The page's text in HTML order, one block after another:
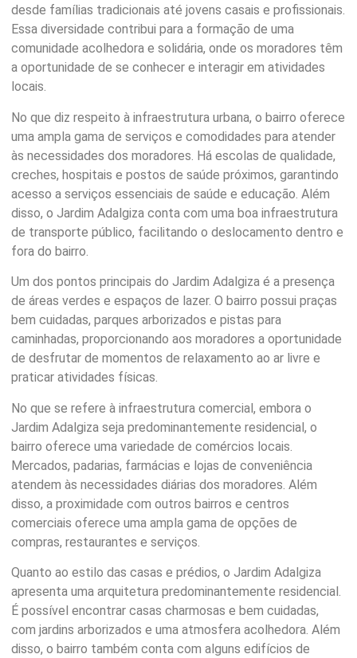
desde famílias tradicionais até jovens casais e profissionais.
Essa diversidade contribui para a formação de uma
comunidade acolhedora e solidária, onde os moradores têm
a oportunidade de se conhecer e interagir em atividades
locais.
No que diz respeito à infraestrutura urbana, o bairro oferece
uma ampla gama de serviços e comodidades para atender
às necessidades dos moradores. Há escolas de qualidade,
creches, hospitais e postos de saúde próximos, garantindo
acesso a serviços essenciais de saúde e educação. Além
disso, o Jardim Adalgiza conta com uma boa infraestrutura
de transporte público, facilitando o deslocamento dentro e
fora do bairro.
Um dos pontos principais do Jardim Adalgiza é a presença
de áreas verdes e espaços de lazer. O bairro possui praças
bem cuidadas, parques arborizados e pistas para
caminhadas, proporcionando aos moradores a oportunidade
de desfrutar de momentos de relaxamento ao ar livre e
praticar atividades físicas.
No que se refere à infraestrutura comercial, embora o
Jardim Adalgiza seja predominantemente residencial, o
bairro oferece uma variedade de comércios locais.
Mercados, padarias, farmácias e lojas de conveniência
atendem às necessidades diárias dos moradores. Além
disso, a proximidade com outros bairros e centros
comerciais oferece uma ampla gama de opções de
compras, restaurantes e serviços.
Quanto ao estilo das casas e prédios, o Jardim Adalgiza
apresenta uma arquitetura predominantemente residencial.
É possível encontrar casas charmosas e bem cuidadas,
com jardins arborizados e uma atmosfera acolhedora. Além
disso, o bairro também conta com alguns edifícios de